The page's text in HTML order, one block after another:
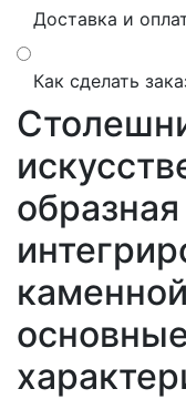
Доставка и
Как сделать
образная